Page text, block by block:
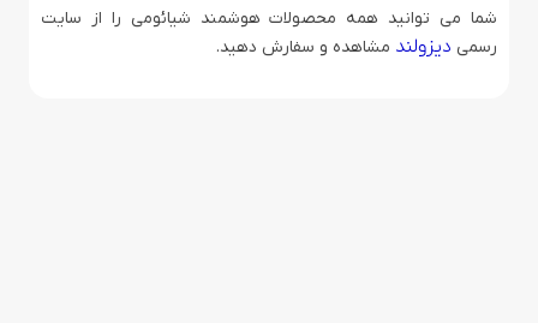
شما می توانید همه محصولات هوشمند شیائومی را از سایت
رسمی دیزولند مشاهده و سفارش دهید.